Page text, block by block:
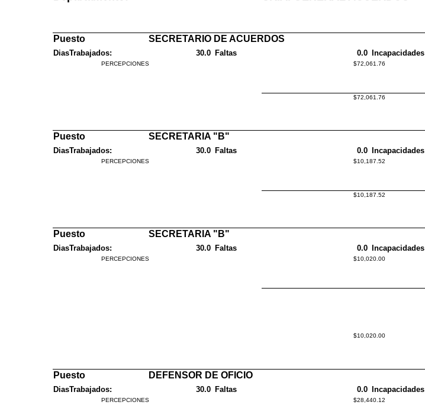
Puesto SECRETARIO DE ACUERDOS
DiasTrabajados: 30.0 Faltas 0.0 Incapacidades
PERCEPCIONES $72,061.76
$72,061.76
Puesto SECRETARIA "B"
DiasTrabajados: 30.0 Faltas 0.0 Incapacidades
PERCEPCIONES $10,187.52
$10,187.52
Puesto SECRETARIA "B"
DiasTrabajados: 30.0 Faltas 0.0 Incapacidades
PERCEPCIONES $10,020.00
$10,020.00
Puesto DEFENSOR DE OFICIO
DiasTrabajados: 30.0 Faltas 0.0 Incapacidades
PERCEPCIONES $28,440.12